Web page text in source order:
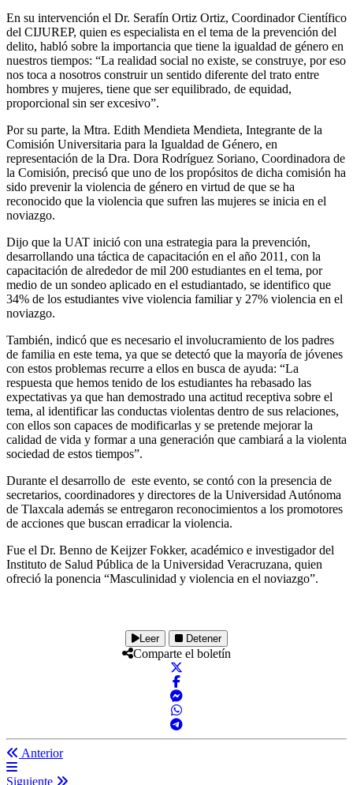
En su intervención el Dr. Serafín Ortiz Ortiz, Coordinador Científico
del CIJUREP, quien es especialista en el tema de la prevención del
delito, habló sobre la importancia que tiene la igualdad de género en
nuestros tiempos: “La realidad social no existe, se construye, por eso
nos toca a nosotros construir un sentido diferente del trato entre
hombres y mujeres, tiene que ser equilibrado, de equidad,
proporcional sin ser excesivo”.
Por su parte, la Mtra. Edith Mendieta Mendieta, Integrante de la
Comisión Universitaria para la Igualdad de Género, en
representación de la Dra. Dora Rodríguez Soriano, Coordinadora de
la Comisión, precisó que uno de los propósitos de dicha comisión ha
sido prevenir la violencia de género en virtud de que se ha
reconocido que la violencia que sufren las mujeres se inicia en el
noviazgo.
Dijo que la UAT inició con una estrategia para la prevención,
desarrollando una táctica de capacitación en el año 2011, con la
capacitación de alrededor de mil 200 estudiantes en el tema, por
medio de un sondeo aplicado en el estudiantado, se identifico que
34% de los estudiantes vive violencia familiar y 27% violencia en el
noviazgo.
También, indicó que es necesario el involucramiento de los padres
de familia en este tema, ya que se detectó que la mayoría de jóvenes
con estos problemas recurre a ellos en busca de ayuda: “La
respuesta que hemos tenido de los estudiantes ha rebasado las
expectativas ya que han demostrado una actitud receptiva sobre el
tema, al identificar las conductas violentas dentro de sus relaciones,
con ellos son capaces de modificarlas y se pretende mejorar la
calidad de vida y formar a una generación que cambiará a la violenta
sociedad de estos tiempos”.
Durante el desarrollo de este evento, se contó con la presencia de
secretarios, coordinadores y directores de la Universidad Autónoma
de Tlaxcala además se entregaron reconocimientos a los promotores
de acciones que buscan erradicar la violencia.
Fue el Dr. Benno de Keijzer Fokker, académico e investigador del
Instituto de Salud Pública de la Universidad Veracruzana, quien
ofreció la ponencia “Masculinidad y violencia en el noviazgo”.
Leer Detener
Comparte el boletín
Anterior
Siguiente